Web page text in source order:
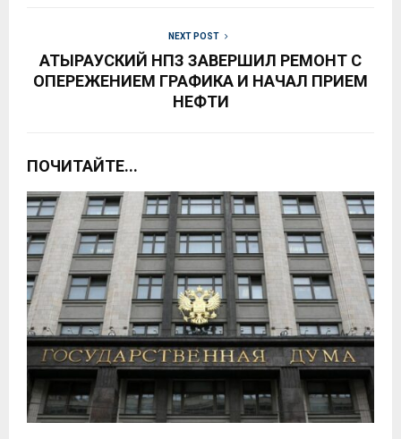
NEXT POST
АТЫРАУСКИЙ НПЗ ЗАВЕРШИЛ РЕМОНТ С
ОПЕРЕЖЕНИЕМ ГРАФИКА И НАЧАЛ ПРИЕМ
НЕФТИ
ПОЧИТАЙТЕ...